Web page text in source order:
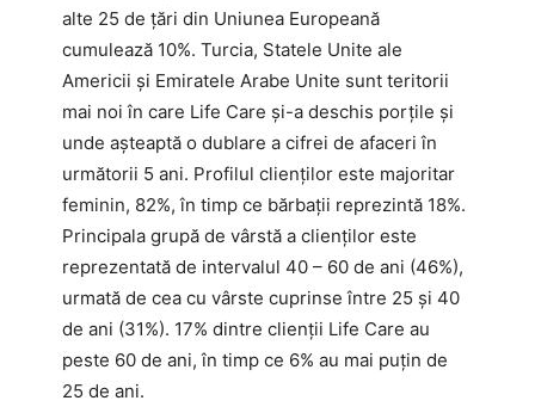
alte 25 de țări din Uniunea Europeană
cumulează 10%. Turcia, Statele Unite ale
Americii și Emiratele Arabe Unite sunt teritorii
mai noi în care Life Care și-a deschis porțile și
unde așteaptă o dublare a cifrei de afaceri în
următorii 5 ani. Profilul clienților este majoritar
feminin, 82%, în timp ce bărbații reprezintă 18%.
Principala grupă de vârstă a clienților este
reprezentată de intervalul 40 – 60 de ani (46%),
urmată de cea cu vârste cuprinse între 25 și 40
de ani (31%). 17% dintre clienții Life Care au
peste 60 de ani, în timp ce 6% au mai puțin de
25 de ani.